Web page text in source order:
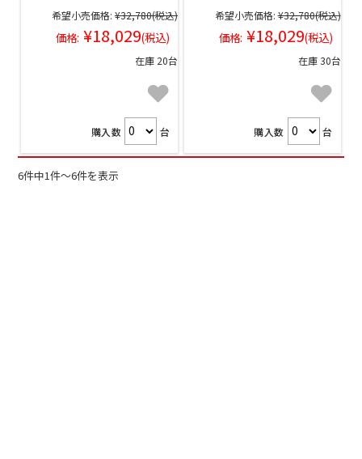
希望小売価格: ¥32,780(税込)
価格: ¥18,029(税込)
在庫 20台
購入数 台
希望小売価格: ¥32,780(税込)
価格: ¥18,029(税込)
在庫 30台
購入数 台
6件中1件～6件を表示